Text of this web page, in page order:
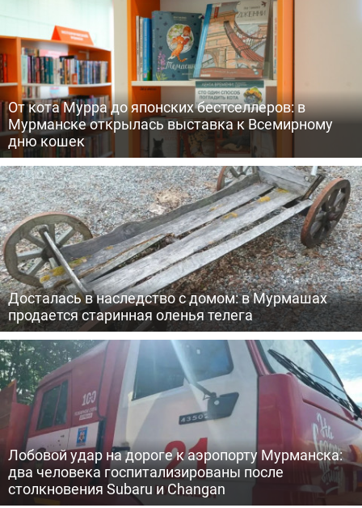
От кота Мурра до японских бестселлеров: в
Мурманске открылась выставка к Всемирному
дню кошек
Досталась в наследство с домом: в Мурмашах
продается старинная оленья телега
Лобовой удар на дороге к аэропорту Мурманска:
два человека госпитализированы после
столкновения Subaru и Changan